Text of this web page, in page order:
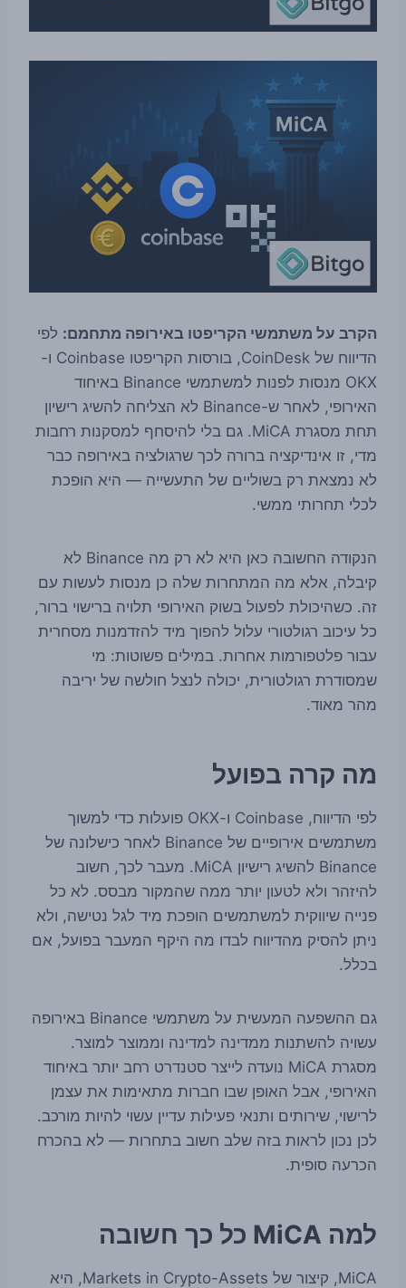
הקרב על משתמשי הקריפטו באירופה מתחמם: לפי
הדיווח של CoinDesk, בורסות הקריפטו Coinbase ו-
OKX מנסות לפנות למשתמשי Binance באיחוד
האירופי, לאחר ש-Binance לא הצליחה להשיג רישיון
תחת מסגרת MiCA. גם בלי להיסחף למסקנות רחבות
מדי, זו אינדיקציה ברורה לכך שרגולציה באירופה כבר
לא נמצאת רק בשוליים של התעשייה — היא הופכת
לכלי תחרותי ממשי.
הנקודה החשובה כאן היא לא רק מה Binance לא
קיבלה, אלא מה המתחרות שלה כן מנסות לעשות עם
זה. כשהיכולת לפעול בשוק האירופי תלויה ברישוי ברור,
כל עיכוב רגולטורי עלול להפוך מיד להזדמנות מסחרית
עבור פלטפורמות אחרות. במילים פשוטות: מי
שמסודרת רגולטורית, יכולה לנצל חולשה של יריבה
מהר מאוד.
מה קרה בפועל
לפי הדיווח, Coinbase ו-OKX פועלות כדי למשוך
משתמשים אירופיים של Binance לאחר כישלונה של
Binance להשיג רישיון MiCA. מעבר לכך, חשוב
להיזהר ולא לטעון יותר ממה שהמקור מבסס. לא כל
פנייה שיווקית למשתמשים הופכת מיד לגל נטישה, ולא
ניתן להסיק מהדיווח לבדו מה היקף המעבר בפועל, אם
בכלל.
גם ההשפעה המעשית על משתמשי Binance באירופה
עשויה להשתנות ממדינה למדינה וממוצר למוצר.
מסגרת MiCA נועדה לייצר סטנדרט רחב יותר באיחוד
האירופי, אבל האופן שבו חברות מתאימות את עצמן
לרישוי, שירותים ותנאי פעילות עדיין עשוי להיות מורכב.
לכן נכון לראות בזה שלב חשוב בתחרות — לא בהכרח
הכרעה סופית.
למה MiCA כל כך חשובה
MiCA, קיצור של Markets in Crypto-Assets, היא